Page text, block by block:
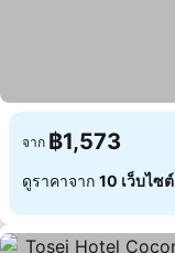
จาก ฿1,573
ดูราคาจาก 10 เว็บไซต์